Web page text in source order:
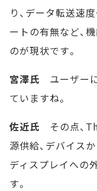
り、データ転送速
ートの有無など、
のが現状です。
宮澤氏 ユーザー
ていますね。
佐近氏 その点、
源供給、デバイス
ディスプレイへの
す。